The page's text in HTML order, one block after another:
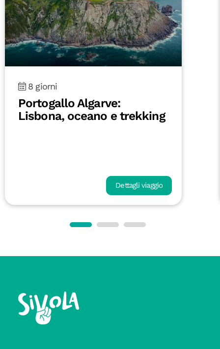
8 giorni
Portogallo Algarve:
Lisbona, oceano e trekking
Dettagli viaggio